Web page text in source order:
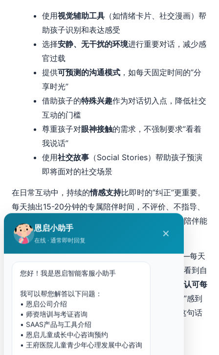
使用视觉辅助工具 （如情绪卡片、社交漫画）帮
助孩子识别和表达感受
选择安静、无干扰的环境进行重要对话，减少感
官过载
提供可预测的沟通模式 ，如每天固定时间的”分
享时光”
借助孩子的特殊兴趣作为对话切入点，降低社交
互动的门槛
尊重孩子对眼神接触的需求，不强制要求”看着
我说话”
使用社交故事 （Social Stories）帮助孩子预演
即将面对的社交场景
在日常互动中，持续的情感支持比即时的”纠正”更重要。
每天抽出15-20分钟的专属陪伴时间，不评价、不指导、
只是倾听或一起做孩子喜欢的活动。这种无压力的陪伴能
够逐步建立孩子的安全感和信任感。
家长还可以尝试为孩子建立”社交成功经验记录”——每天
记录一个小的社交互动或积极时刻，帮助孩子逐步看到自
被看到和被认可每
一次微小的尝试 ，远比关注结果更有力量。记住：”感到
害怕是正常的，我会在你身边陪你一起面对”——这句话
的力量，可能超乎你的想象。
恩启小助手
在线 · 通常即时回复
✕
您好！我是恩启智能客服小助手
我可以帮您解答以下问题：
• 恩启公司介绍
• 师资培训与考证咨询
• SAAS产品与工具介绍
• 恩启儿童成长中心咨询预约
• 王府医院儿童青少年心理发展中心咨询